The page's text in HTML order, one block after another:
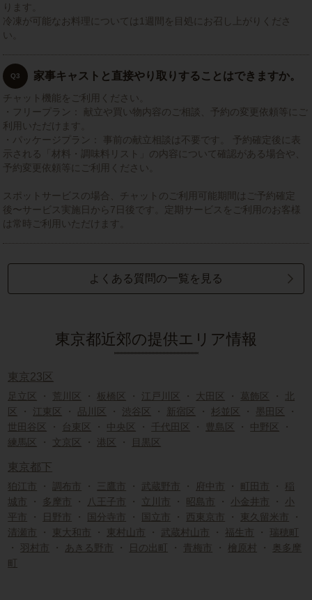
ります。
冷凍が可能なお料理については1週間を目処にお召し上がりくださ
い。
Q3 家事キャストと直接やり取りすることはできますか。
チャット機能をご利用ください。
・フリープラン： 献立や買い物内容のご相談、予約の変更依頼等にご
利用いただけます。
・パッケージプラン： 事前の献立相談は不要です。 予約確定後に表
示される「材料・調味料リスト」の内容について確認がある場合や、
予約変更依頼等にご利用ください。
スポットサービスの場合、チャットのご利用可能期間はご予約確定
後〜サービス実施日から7日後です。定期サービスをご利用のお客様
は常時ご利用いただけます。
よくある質問の一覧を見る
東京都近郊の提供エリア情報
東京23区
足立区 ・ 荒川区 ・板橋区 ・ 江戸川区 ・ 大田区 ・ 葛飾区 ・ 北
区
・ 江東区 ・ 品川区 ・ 渋谷区 ・ 新宿区 ・杉並区 ・ 墨田区
・
世田谷区
・ 台東区 ・ 中央区 ・ 千代田区 ・ 豊島区 ・ 中野区
・
練馬区
・ 文京区 ・ 港区 ・ 目黒区
東京都下
狛江市 ・ 調布市 ・ 三鷹市 ・ 武蔵野市 ・ 府中市 ・ 町田市 ・ 稲
城市
・ 多摩市 ・ 八王子市 ・ 立川市 ・ 昭島市 ・ 小金井市 ・ 小
平市
・ 日野市 ・ 国分寺市 ・ 国立市 ・ 西東京市 ・ 東久留米市
・
清瀬市
・ 東大和市 ・ 東村山市 ・ 武蔵村山市 ・ 福生市 ・
瑞穂町
・ 羽村市 ・ あきる野市 ・ 日の出町 ・ 青梅市 ・ 檜原村 ・
奥多摩
町